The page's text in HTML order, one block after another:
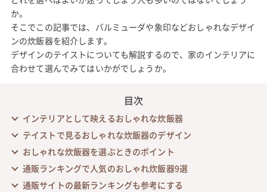
か。
そこでこの記事では、バルミューダや象印などおしゃれなデザイ
ンの炊飯器を紹介します。
デザインのテイストについても解説するので、家のインテリアに
合わせて選んでみてはいかがでしょうか。
目次
インテリアとして映えるおしゃれな炊飯器
テイストで見るおしゃれな炊飯器のデザイン
おしゃれな炊飯器を選ぶときのポイント
通販ランキングで人気のおしゃれ炊飯器9選
通販サイトの最新ランキングも参考にする